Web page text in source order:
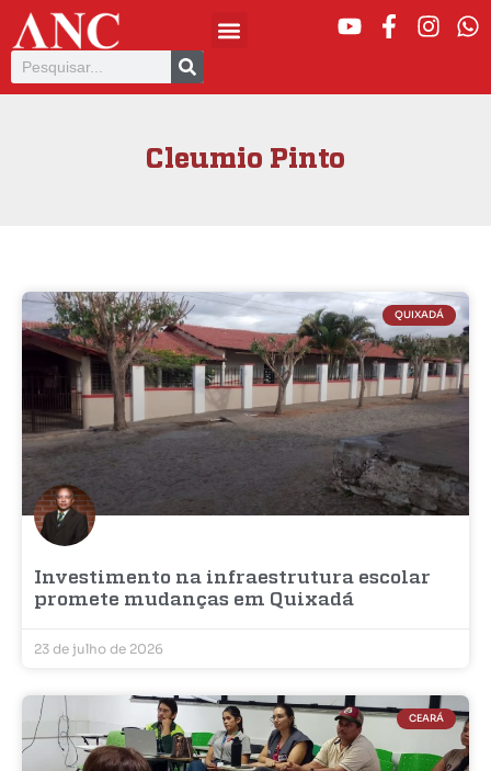
Cleumio Pinto
QUIXADÁ
Investimento na infraestrutura escolar
promete mudanças em Quixadá
23 de julho de 2026
CEARÁ